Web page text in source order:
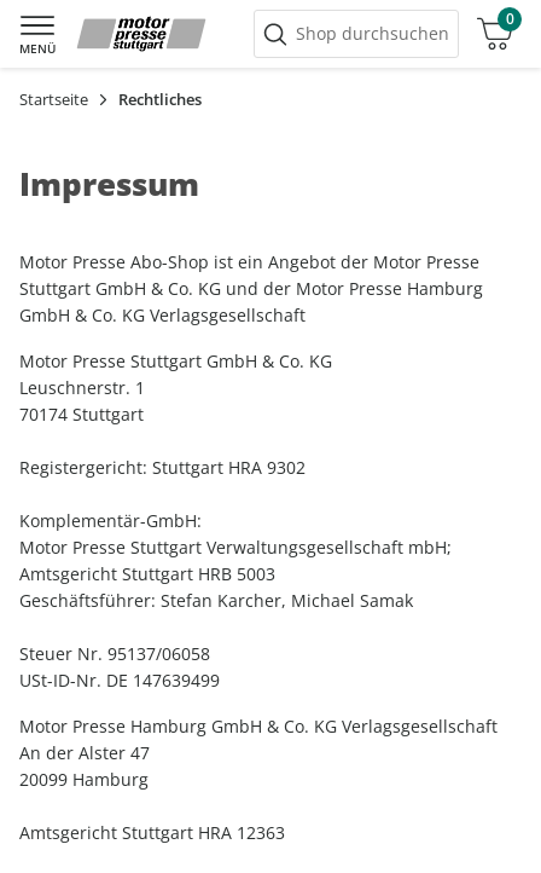
MENÜ
Shop durchsuchen
0
Warenkorb
Startseite Rechtliches
Impressum
Motor Presse Abo-Shop ist ein Angebot der Motor Presse
Stuttgart GmbH & Co. KG und der Motor Presse Hamburg
GmbH & Co. KG Verlagsgesellschaft
Motor Presse Stuttgart GmbH & Co. KG
Leuschnerstr. 1
70174 Stuttgart
Registergericht: Stuttgart HRA 9302
Komplementär-GmbH:
Motor Presse Stuttgart Verwaltungsgesellschaft mbH;
Amtsgericht Stuttgart HRB 5003
Geschäftsführer: Stefan Karcher, Michael Samak
Steuer Nr. 95137/06058
USt-ID-Nr. DE 147639499
Motor Presse Hamburg GmbH & Co. KG Verlagsgesellschaft
An der Alster 47
20099 Hamburg
Amtsgericht Stuttgart HRA 12363